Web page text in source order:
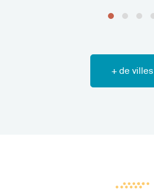
+ de villes